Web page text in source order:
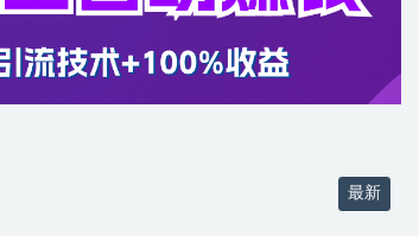
最新